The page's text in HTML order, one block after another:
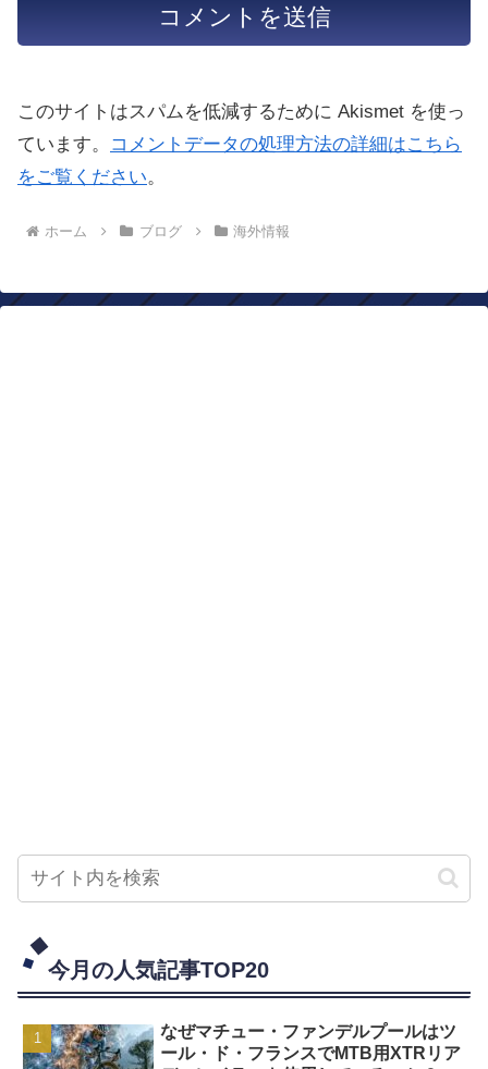
このサイトはスパムを低減するために Akismet を使っ
ています。
コメントデータの処理方法の詳細はこちら
をご覧ください。
ホーム ブログ 海外情報
今月の人気記事TOP20
なぜマチュー・ファンデルプールはツ
ール・ド・フランスでMTB用XTRリア